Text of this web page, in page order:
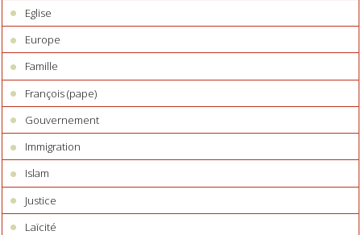
Eglise
Europe
Famille
François (pape)
Gouvernement
Immigration
Islam
Justice
Laïcité